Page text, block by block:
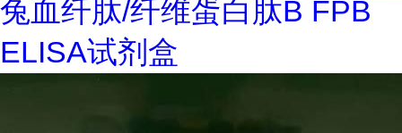
兔血纤肽/纤维蛋白肽B FPB
ELISA试剂盒